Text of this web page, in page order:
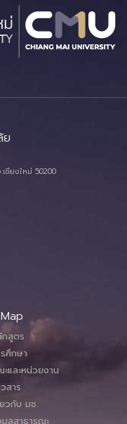
ย
ชียงใหม่ 50200
สูตร
ศึกษา
และหน่วยงาน
สาร
วกับ มช.
ลสาธารณะ